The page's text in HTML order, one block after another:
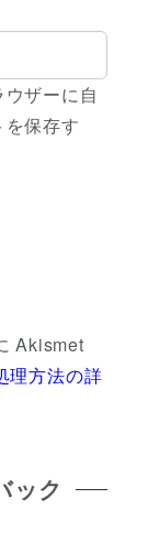
ザーに自
保存す
Akismet
理方法の詳
ック